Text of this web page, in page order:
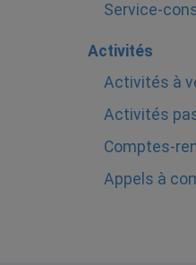
Service-
Activités
Activités à
Activités
Comptes-
Appels à